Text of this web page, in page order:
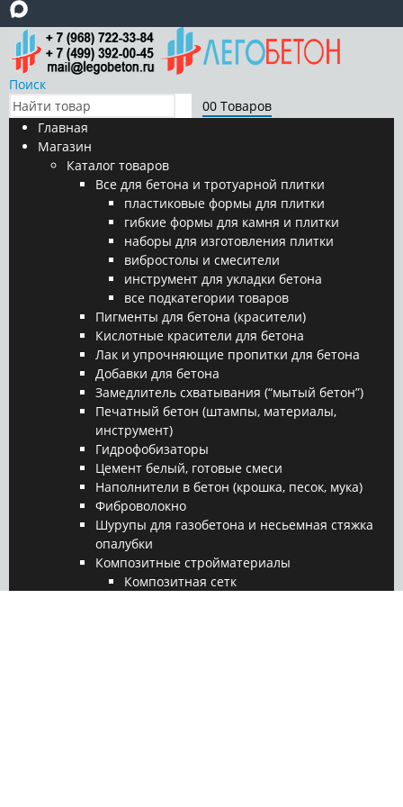
Поиск
00 Товаров
Главная
Магазин
Каталог товаров
Все для бетона и тротуарной плитки
пластиковые формы для плитки
гибкие формы для камня и плитки
наборы для изготовления плитки
вибростолы и смесители
инструмент для укладки бетона
все подкатегории товаров
Пигменты для бетона (красители)
Кислотные красители для бетона
Лак и упрочняющие пропитки для бетона
Добавки для бетона
Замедлитель схватывания (“мытый бетон”)
Печатный бетон (штампы, материалы,
инструмент)
Гидрофобизаторы
Цемент белый, готовые смеси
Наполнители в бетон (крошка, песок, мука)
Фиброволокно
Шурупы для газобетона и несьемная стяжка
опалубки
Композитные стройматериалы
Композитная сетк